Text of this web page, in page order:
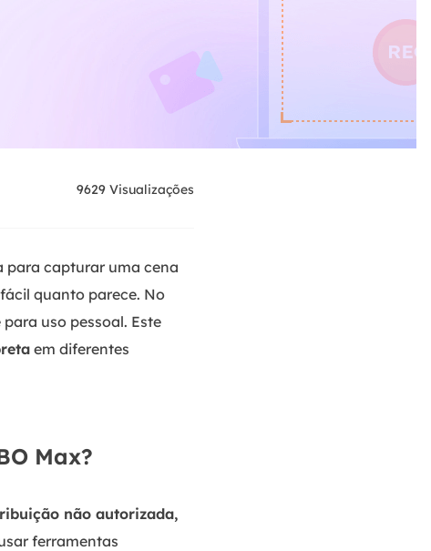
9629 Visualizações
para capturar uma cena
quanto parece. No
uso pessoal. Este
em diferentes
Max?
não autorizada,
ferramentas